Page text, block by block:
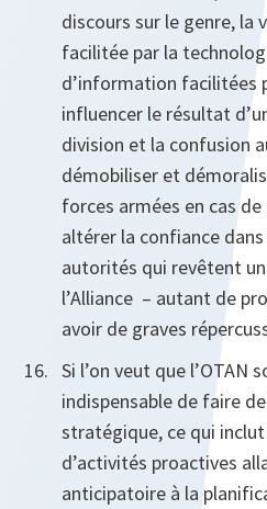
discours sur le genre, la
facilitée par la
d’information facilitées
influencer le résultat
division et la confusion
démobiliser et
forces armées en cas
altérer la confiance
autorités qui revêtent
l’Alliance – autant de
avoir de graves
Si l’on veut que l’OTAN
indispensable de faire
stratégique, ce qui
d’activités proactives
anticipatoire à la